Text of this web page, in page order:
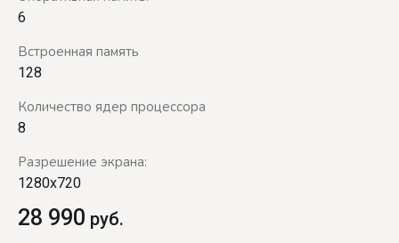
6
Встроенная память
128
Количество ядер процессора
8
Разрешение экрана:
1280x720
28 990 руб.